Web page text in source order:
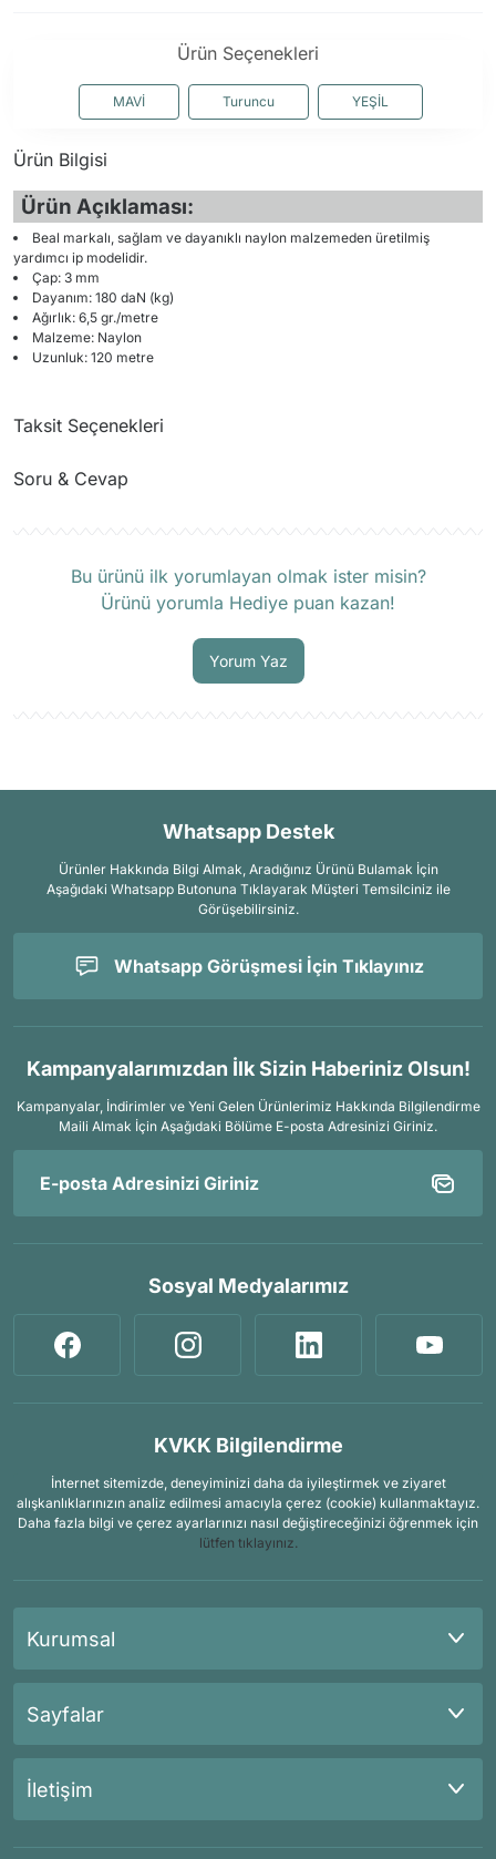
Ürün Seçenekleri
MAVİ Turuncu YEŞİL
Ürün Bilgisi
Ürün Açıklaması:
Beal markalı, sağlam ve dayanıklı naylon malzemeden üretilmiş
yardımcı ip modelidir.
Çap: 3 mm
Dayanım: 180 daN (kg)
Ağırlık: 6,5 gr./metre
Malzeme: Naylon
Uzunluk: 120 metre
Taksit Seçenekleri
Soru & Cevap
Bu ürünü ilk yorumlayan olmak ister misin?
Ürünü yorumla Hediye puan kazan!
Yorum Yaz
Whatsapp Destek
Ürünler Hakkında Bilgi Almak, Aradığınız Ürünü Bulamak İçin
Aşağıdaki Whatsapp Butonuna Tıklayarak Müşteri Temsilciniz ile
Görüşebilirsiniz.
Whatsapp Görüşmesi İçin Tıklayınız
Kampanyalarımızdan İlk Sizin Haberiniz Olsun!
Kampanyalar, İndirimler ve Yeni Gelen Ürünlerimiz Hakkında Bilgilendirme
Maili Almak İçin Aşağıdaki Bölüme E-posta Adresinizi Giriniz.
Sosyal Medyalarımız
KVKK Bilgilendirme
İnternet sitemizde, deneyiminizi daha da iyileştirmek ve ziyaret
alışkanlıklarınızın analiz edilmesi amacıyla çerez (cookie) kullanmaktayız.
Daha fazla bilgi ve çerez ayarlarınızı nasıl değiştireceğinizi öğrenmek için
lütfen tıklayınız.
Kurumsal
Sayfalar
İletişim